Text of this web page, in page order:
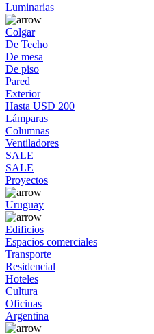
Luminarias
Colgar
De Techo
De mesa
De piso
Pared
Exterior
Hasta USD 200
Lámparas
Columnas
Ventiladores
SALE
SALE
Proyectos
Uruguay
Edificios
Espacios comerciales
Transporte
Residencial
Hoteles
Cultura
Oficinas
Argentina